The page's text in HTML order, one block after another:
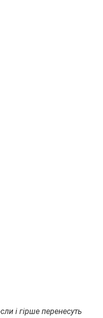
і гірше перенесуть